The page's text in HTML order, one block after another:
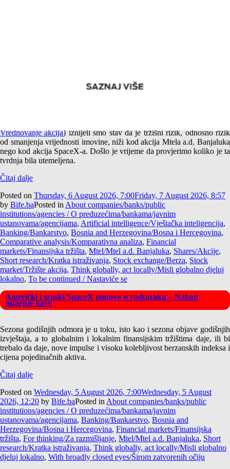
Empirijska potvrda različitog tržišnog rizika akcija Mtela a.d.
Vrednovanje akcija) iznijeli smo stav da je tržišni rizik, odnosno rizik
od smanjenja vrijednosti imovine, niži kod akcija Mtela a.d. Banjaluka
nego kod akcija SpaceX-a. Došlo je vrijeme da provjerimo koliko je ta
tvrdnja bila utemeljena.
Čitaj dalje
Posted on Thursday, 6 August 2026, 7:00Friday, 7 August 2026, 8:57
by Bife.baPosted in About companies/banks/public
institutions/agencies / O preduzećima/bankama/javnim
ustanovama/agencijama, Artificial intelligence/Vještačka inteligencija,
Banking/Bankarstvo, Bosnia and Herzegovina/Bosna i Hercegovina,
Comparative analysis/Komparativna analiza, Financial
markets/Finansijska tržišta, Mtel/Mtel a.d. Banjaluka, Shares/Akcije,
Short research/Kratka istraživanja, Stock exchange/Berza, Stock
market/Tržište akcija, Think globally, act locally/Misli globalno djeluj
lokalno, To be continued / Nastaviće se
Američki i srpski SpaceX ponovo u raskoraku – Nakon
jutarnje kave
Sezona godišnjih odmora je u toku, isto kao i sezona objave godišnjih
izvještaja, a to globalnim i lokalnim finansijskim tržištima daje, ili bi
trebalo da daje, nove impulse i visoku kolebljivost berzanskih indeksa i
cijena pojedinačnih aktiva.
Čitaj dalje
Posted on Wednesday, 5 August 2026, 7:00Wednesday, 5 August
2026, 12:20 by Bife.baPosted inAbout companies/banks/public
institutions/agencies / O preduzećima/bankama/javnim
ustanovama/agencijama, Banking/Bankarstvo, Bosnia and
Herzegovina/Bosna i Hercegovina, Financial markets/Finansijska
tržišta, For thinking/Za razmišljanje, Mtel/Mtel a.d. Banjaluka, Short
research/Kratka istraživanja, Think globally, act locally/Misli globalno
djeluj lokalno, With broadly closed eyes/Širom zatvorenih očiju